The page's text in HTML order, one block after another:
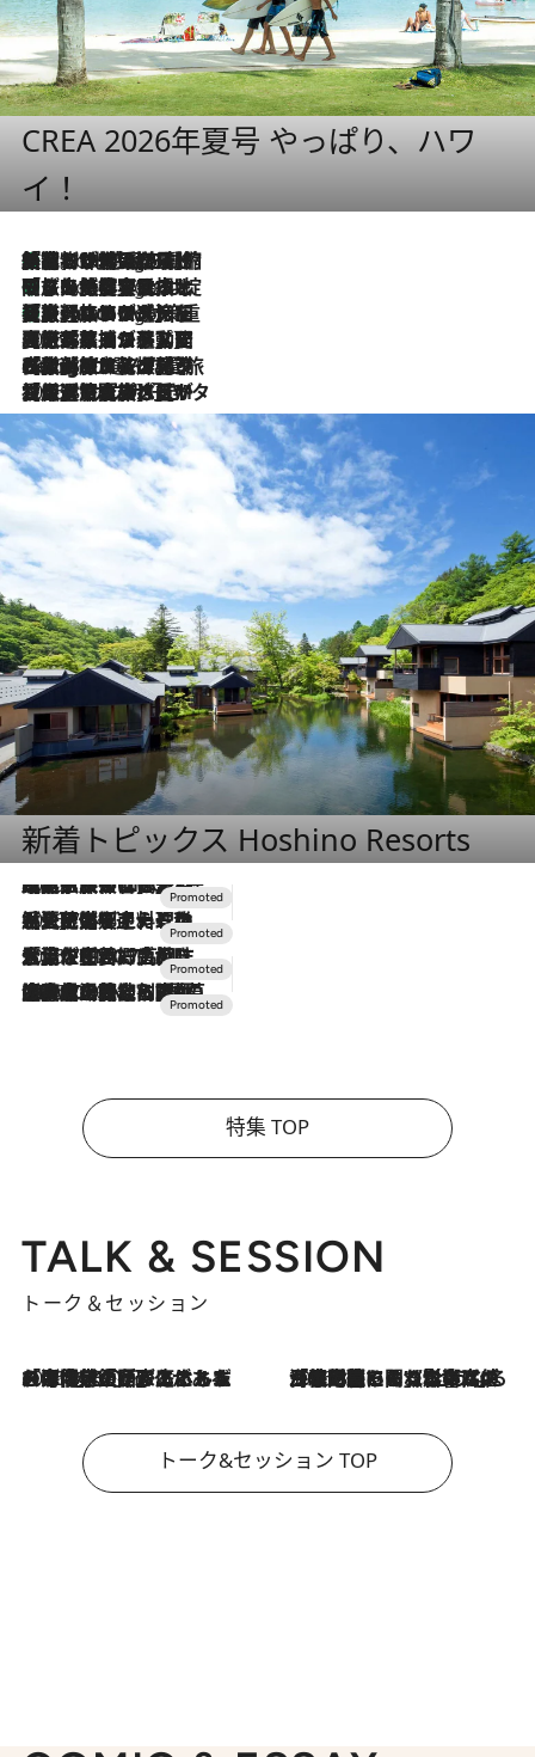
CREA 2026年夏号 やっぱり、ハワ
イ！
9 Hours Ago
「荷物が増えるほど旅ストレスは増す」美容ジャーナリストがたどり着いた最終結論。“化粧品を劇的に減らす”感動の凝縮美容とは
9 Hours Ago
「旅先には金髪ウィッグを持参」日本と同じメイクでは損してる!? 美容ジャーナリストが提案する“掟破りの旅美容”とは
9 Hours Ago
【厳選旅コスメ】「身軽さ＆UV対策重視！」ヘアアーティストshucoが選んだ夏旅ベストコスメを発表【Mサイズジップ】
2026.8.5
【厳選旅コスメ】国内をあちこち移動する河井菜摘が選んだ夏旅ベストコスメ発表！「リラックスアイテムはマスト」【Mサイズジップ】
2026.8.4
【厳選旅コスメ】「紫外線＆乾燥対策しながらメイク感も！」ヘア＆メイクGeorgeが選んだ夏旅ベストコスメを発表！【Mサイズジップ】
2026.8.3
【厳選旅コスメ】「保湿もタイパ重視！」“サウナ好き”タレント清水みさとが愛用する夏旅ベストコスメを発表！【Mサイズジップ】
新着トピックス Hoshino Resorts
2026.7.31
【ホテル帰省】という選択肢をOMOが提案。家族とほどよい距離を保つには「昼は実家、夜は気兼ねなくホテルで！」
2026.7.24
【夏限定ディナーコース】旬を迎える稚鮎や花ズッキーニなどをイタリア・トスカーナの郷土料理の手法で満喫！
2026.7.17
「土佐和ハーブかき氷」がOMO7高知に登場！生姜、山椒、大葉など目にも舌にも涼を呼ぶ郷土の味
2026.7.10
NEW OPEN！【界 草津】名湯の地に誕生。趣の異なる2種の温泉と上州ならではの会席・蕎麦割烹など美食を味わう究極の癒やし旅
特集 TOP
TALK & SESSION
トーク＆セッション
2026.8.3
「今後値上げがあるとすれば…」「リスクがあるのは今年の冬」エネルギー専門家が語る、ホルムズ海峡封鎖が家庭にもたらす“ある心配” 2026.8.3
「住宅建てられない…」「サーチャージ料の高値が続いている」ホルムズ海峡封鎖による影響はいつまで続く？《エネルギー専門家に聞く“どうなる日本の暮らし”》
トーク&セッション TOP